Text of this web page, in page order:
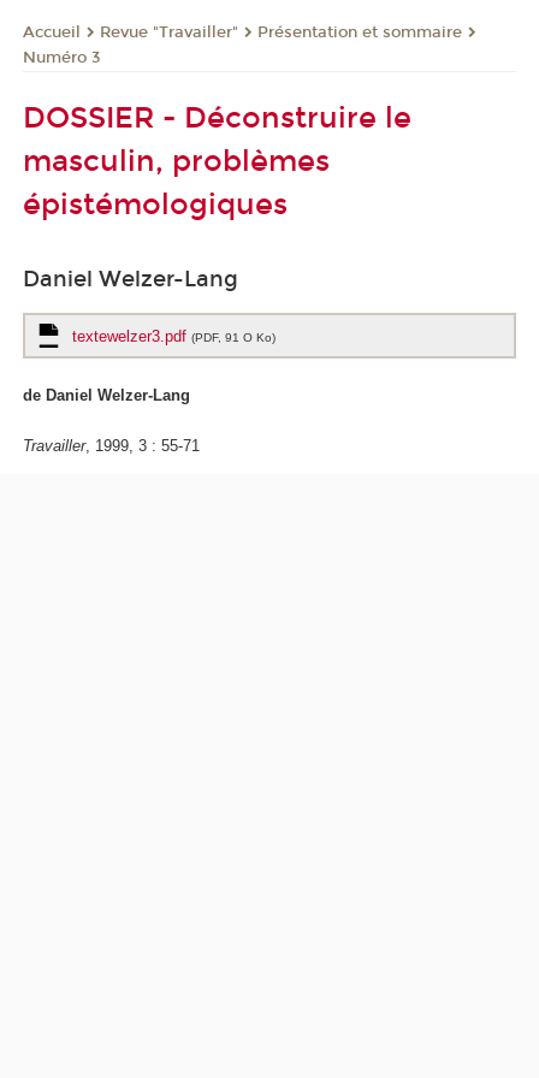
Accueil Revue "Travailler"
Présentation et sommaire
Numéro 3
DOSSIER - Déconstruire le
masculin, problèmes
épistémologiques
Daniel Welzer-Lang
textewelzer3.pdf (PDF, 91 O Ko)
de Daniel Welzer-Lang
Travailler, 1999, 3 : 55-71